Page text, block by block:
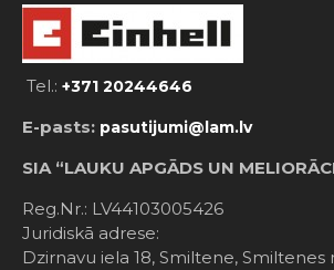
Tel.: +371 20244646
E-pasts: pasutijumi@lam.lv
SIA “LAUKU APGĀDS UN
Reg.Nr.: LV44103005426
Juridiskā adrese:
Dzirnavu iela 18, Smiltene, Smiltenes